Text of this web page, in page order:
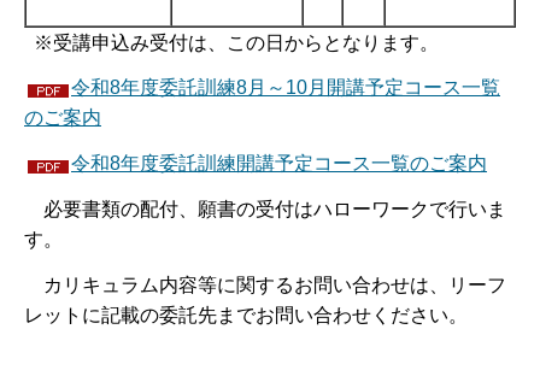
※受講申込み受付は、この日からとなります。
令和8年度委託訓練8月～10月開講予定コース一覧
のご案内
令和8年度委託訓練開講予定コース一覧のご案内
必要書類の配付、願書の受付はハローワークで行いま
す。
カリキュラム内容等に関するお問い合わせは、リーフ
レットに記載の委託先までお問い合わせください。